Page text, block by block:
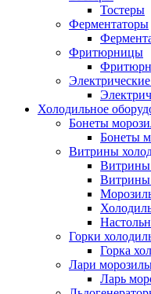
Тостеры
Ферментаторы
Фритюрницы
Холодильное
Бонеты
Бонеты
Витрины
Витрины
Витрины
Горки
Горка
Лари
Ларь